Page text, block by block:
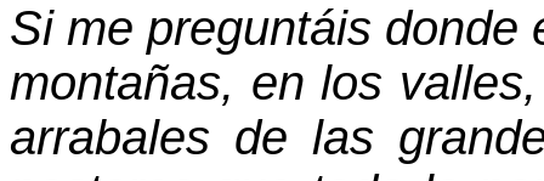
Si me preguntáis donde
montañas, en los
arrabales de las